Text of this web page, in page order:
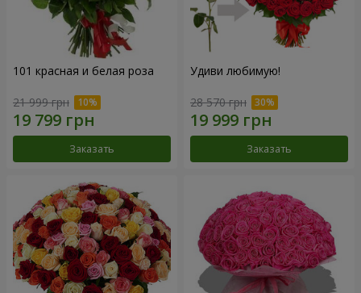
101 красная и белая роза
21 999 грн
Заказать
Удиви любимую!
28 570 грн
Заказать